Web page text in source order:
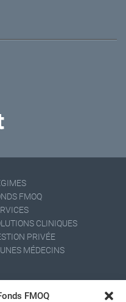
FMOQ
FMOQ
CLINIQUES
PRIVÉE
MÉDECINS